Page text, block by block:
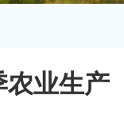
农业生产